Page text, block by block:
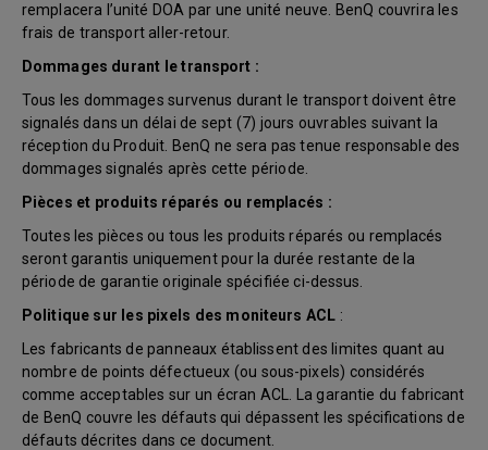
remplacera l’unité DOA par une unité neuve. BenQ couvrira les
frais de transport aller-retour.
Dommages durant le transport :
Tous les dommages survenus durant le transport doivent être
signalés dans un délai de sept (7) jours ouvrables suivant la
réception du Produit. BenQ ne sera pas tenue responsable des
dommages signalés après cette période.
Pièces et produits réparés ou remplacés :
Toutes les pièces ou tous les produits réparés ou remplacés
seront garantis uniquement pour la durée restante de la
période de garantie originale spécifiée ci-dessus.
Politique sur les pixels des moniteurs ACL :
Les fabricants de panneaux établissent des limites quant au
nombre de points défectueux (ou sous-pixels) considérés
comme acceptables sur un écran ACL. La garantie du fabricant
de BenQ couvre les défauts qui dépassent les spécifications de
défauts décrites dans ce document.